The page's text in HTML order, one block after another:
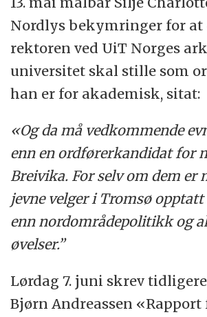
Nordlys bekymringer for at
rektoren ved UiT Norges
universitet skal stille som
han er for akademisk, sitat:
«Og da må vedkommende
enn en ordførerkandidat for
Breivika. For selv om dem er
jevne velger i Tromsø
enn nordområdepolitikk og
øvelser.”
Lørdag 7. juni skrev
Bjørn Andreassen «Rapport